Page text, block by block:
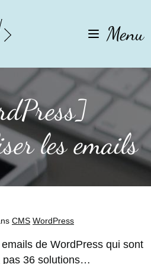
Menu
les emails
CMS WordPress
de WordPress qui sont
pas 36 solutions…